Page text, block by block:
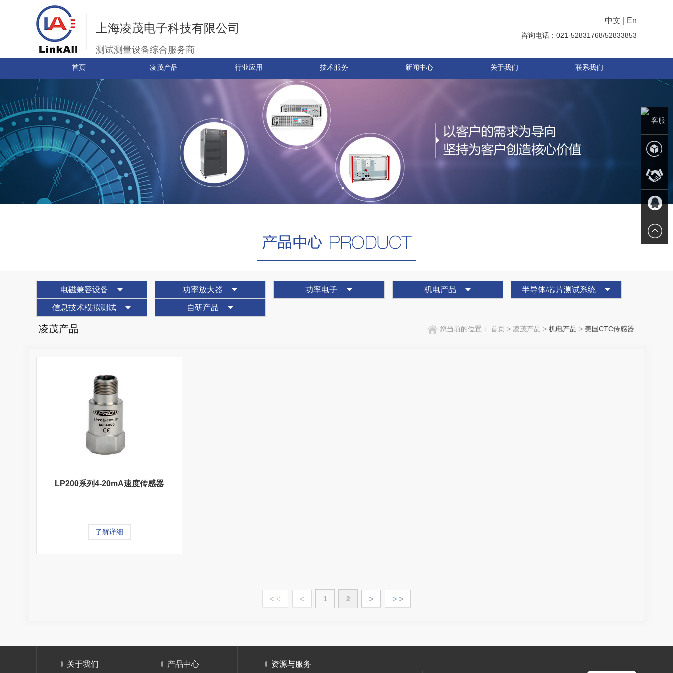
上海凌茂电子科技有限公司
测试测量设备综合服务商
中文 En
咨询电话：021-52831768/52833853
首页 凌茂产品 行业应用 技术服务 新闻中心 关于我们 联系我们
电磁兼容设备 功率放大器 功率电子 机电产品 半导体/芯片测试系统
信息技术模拟测试 自研产品
凌茂产品 您当前的位置： 首页 > 凌茂产品 > 机电产品 > 美国CTC传感器
LP200系列4-20mA速度传感器
了解详细
1 2
关于我们 产品中心 资源与服务
客服
中心
产品中
心
品牌代
理
QQ客服